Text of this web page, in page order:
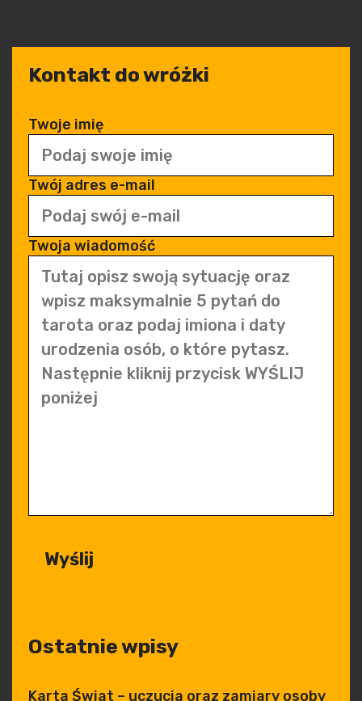
Kontakt do wróżki
Twoje imię
Twój adres e-mail
Twoja wiadomość
Ostatnie wpisy
Karta Świat – uczucia oraz zamiary osoby